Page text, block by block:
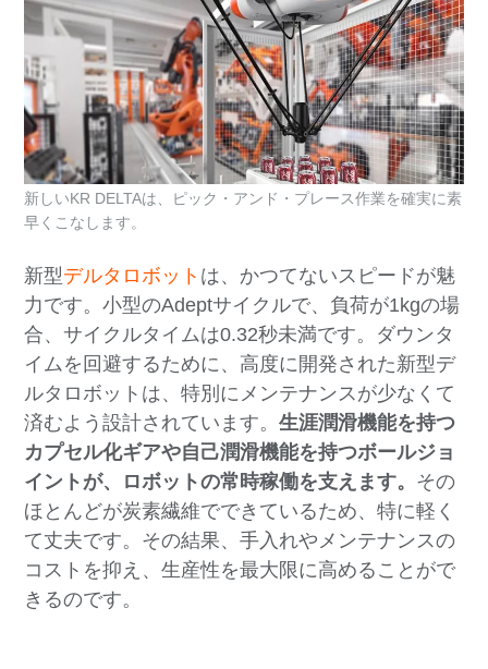
新型デルタロボット は、かつてないスピードが魅
力です。小型のAdeptサイクルで、負荷が1kgの場
合、サイクルタイムは0.32秒未満です。ダウンタ
イムを回避するために、高度に開発された新型デ
ルタロボットは、特別にメンテナンスが少なくて
済むよう設計されています。生涯潤滑機能を持つ
カプセル化ギアや自己潤滑機能を持つボールジョ
イントが、ロボットの常時稼働を支えます。 その
ほとんどが炭素繊維でできているため、特に軽く
て丈夫です。その結果、手入れやメンテナンスの
コストを抑え、生産性を最大限に高めることがで
きるのです。
新しいKR DELTAは、ピック・アンド・プレース作業を確実に素
早くこなします。